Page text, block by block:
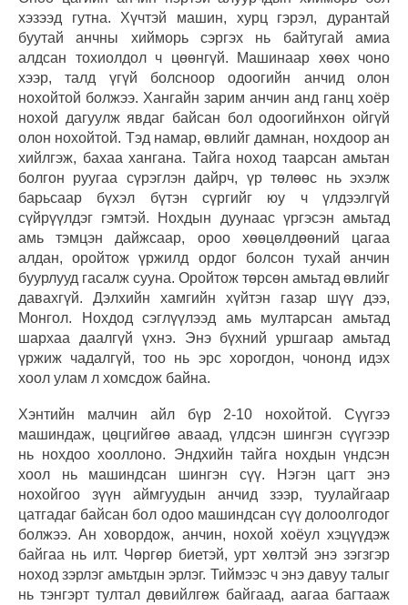
хэзээд гутна. Хүчтэй машин, хурц гэрэл, дурантай
буутай анчны хийморь сэргэх нь байтугай амиа
алдсан тохиолдол ч цөөнгүй. Машинаар хөөх чоно
хээр, талд үгүй болсноор одоогийн анчид олон
нохойтой болжээ. Хангайн зарим анчин анд ганц хоёр
нохой дагуулж явдаг байсан бол одоогийнхон ойгүй
олон нохойтой. Тэд намар, өвлийг дамнан, нохдоор ан
хийлгэж, бахаа хангана. Тайга ноход таарсан амьтан
болгон руугаа сүрэглэн дайрч, үр төлөөс нь эхэлж
барьсаар бүхэл бүтэн сүргийг юу ч үлдээлгүй
сүйрүүлдэг гэмтэй. Нохдын дуунаас үргэсэн амьтад
амь тэмцэн дайжсаар, ороо хөөцөлдөөний цагаа
алдан, оройтож үржилд ордог болсон тухай анчин
буурлууд гасалж сууна. Оройтож төрсөн амьтад өвлийг
давахгүй. Дэлхийн хамгийн хүйтэн газар шүү дээ,
Монгол. Нохдод сэглүүлээд амь мултарсан амьтад
шархаа даалгүй үхнэ. Энэ бүхний уршгаар амьтад
үржиж чадалгүй, тоо нь эрс хорогдон, чононд идэх
хоол улам л хомсдож байна.
Хэнтийн малчин айл бүр 2-10 нохойтой. Сүүгээ
машиндаж, цөцгийгөө аваад, үлдсэн шингэн сүүгээр
нь нохдоо хооллоно. Эндхийн тайга нохдын үндсэн
хоол нь машиндсан шингэн сүү. Нэгэн цагт энэ
нохойгоо зүүн аймгуудын анчид зээр, туулайгаар
цатгадаг байсан бол одоо машиндсан сүү долоолгодог
болжээ. Ан ховордож, анчин, нохой хоёул хэцүүдэж
байгаа нь илт. Чөргөр биетэй, урт хөлтэй энэ зэгзгэр
ноход зэрлэг амьтдын эрлэг. Тиймээс ч энэ давуу талыг
нь тэнгэрт тултал дөвийлгөж байгаад, аагаа багтааж